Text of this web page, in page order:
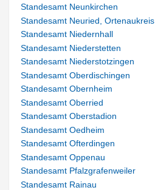
Standesamt Neunkirchen
Standesamt Neuried, Ortenaukreis
Standesamt Niedernhall
Standesamt Niederstetten
Standesamt Niederstotzingen
Standesamt Oberdischingen
Standesamt Obernheim
Standesamt Oberried
Standesamt Oberstadion
Standesamt Oedheim
Standesamt Ofterdingen
Standesamt Oppenau
Standesamt Pfalzgrafenweiler
Standesamt Rainau